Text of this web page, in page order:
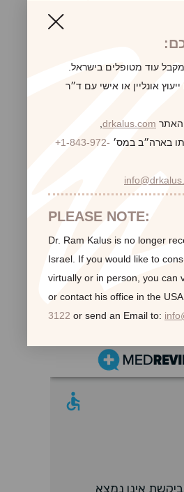
ממליצות:
מקבל עוד מטופלים בישראל.
אונליין או אישי עם ד״ר
האתר drkalus.com
בארה״ב במס׳ +1-843-972-
PLEASE NOTE:
Dr. Ram Kalus is no longer
Israel. If you would like to
virtually or in person, you can
or contact his office in the
3122 or send an Email to: